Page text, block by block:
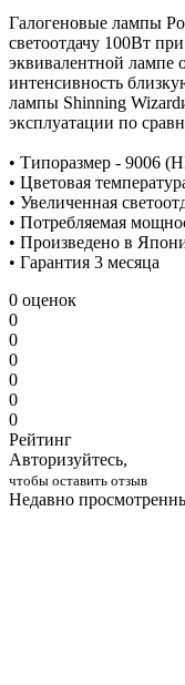
Галогеновые лампы
светоотдачу 100Вт
эквивалентной лампе
интенсивность
лампы Shinning
эксплуатации по
• Типоразмер - 9006
• Цветовая
• Увеличенная
• Потребляемая
• Произведено в
• Гарантия 3 месяца
0 оценок
0
0
0
0
0
0
Рейтинг
Авторизуйтесь,
чтобы оставить отзыв
Недавно